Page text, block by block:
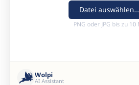
Datei auswählen...
PNG oder JPG bis zu 10
Wolpi
AI Assistant